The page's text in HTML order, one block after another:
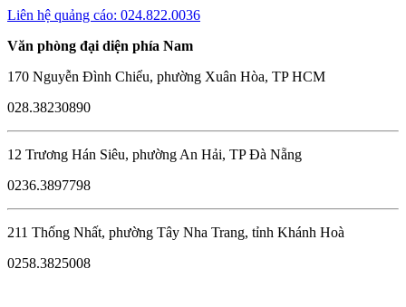
Liên hệ quảng cáo: 024.822.0036
Văn phòng đại diện phía Nam
170 Nguyễn Đình Chiểu, phường Xuân Hòa, TP HCM
028.38230890
12 Trương Hán Siêu, phường An Hải, TP Đà Nẵng
0236.3897798
211 Thống Nhất, phường Tây Nha Trang, tỉnh Khánh Hoà
0258.3825008